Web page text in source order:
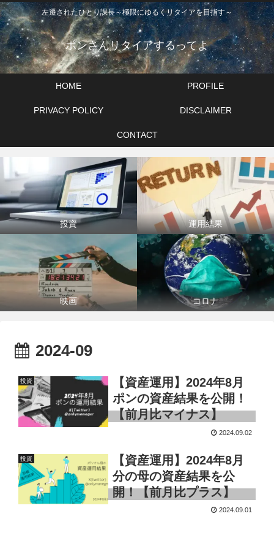
左遷されたひとり課長～極限にゆるくリタイアを目指す～
ポンさんリタイアするってよ
HOME PROFILE
PRIVACY POLICY DISCLAIMER
CONTACT
投資 運用結果
映画 コロナ
2024-09
投資
【資産運用】2024年8月
ポンの資産結果を公開！
【前月比マイナス】
2024.09.02
投資
【資産運用】2024年8月
分の母の資産結果を公
開！【前月比プラス】
2024.09.01